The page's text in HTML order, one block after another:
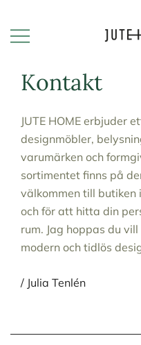
content
Kontakt
JUTE HOME erbjuder
designmöbler,
varumärken och
sortimentet finns på
välkommen till
och för att hitta din
rum. Jag hoppas du
modern och tidlös
/ Julia Tenlén